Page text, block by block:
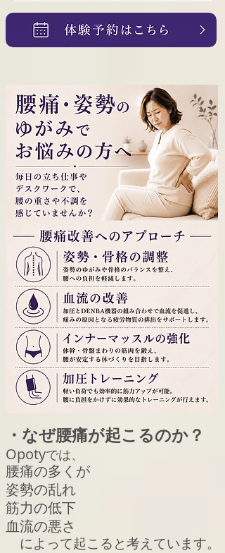
・なぜ腰痛が起こるのか？
Opotyでは、
腰痛の多くが
姿勢の乱れ
筋力の低下
血流の悪さ
によって起こると考えています。